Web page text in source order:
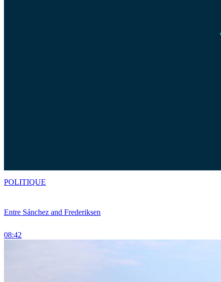
Entre Sánchez and Frederiksen
08:42
POLITIQUE